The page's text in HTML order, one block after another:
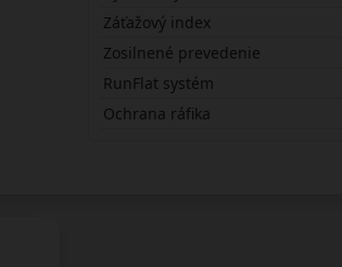
Záťažový index
Zosilnené prevedenie
RunFlat systém
Ochrana ráfika